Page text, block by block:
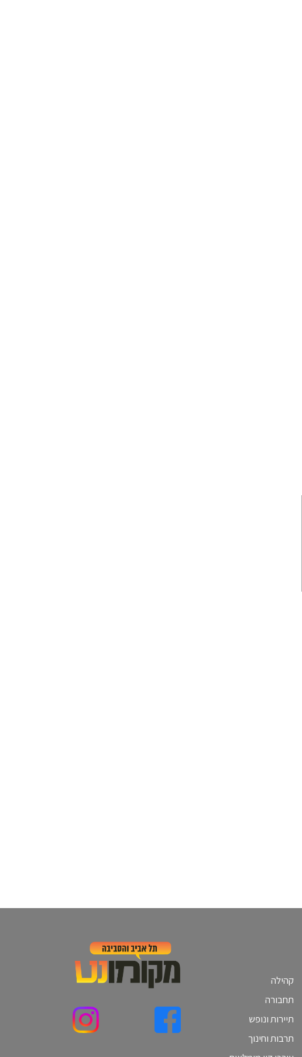
קהילה
תחבורה
תיירות ונופש
תרבות וחינוך